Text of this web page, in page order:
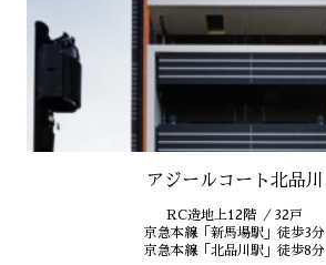
アジールコート北品川
RC造地上12階 ／32戸
京急本線「新馬場駅」徒歩3分
京急本線「北品川駅」徒歩8分